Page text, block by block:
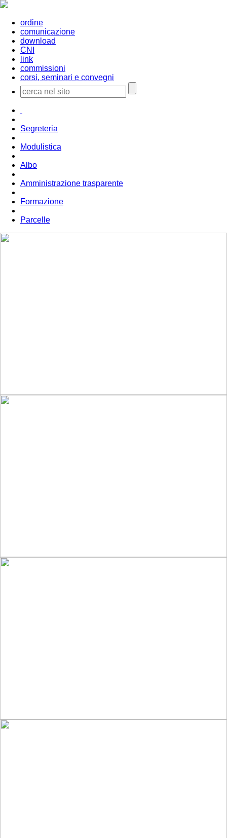
ordine
comunicazione
download
CNI
link
commissioni
corsi, seminari e convegni
Segreteria
Modulistica
Albo
Amministrazione trasparente
Formazione
Parcelle